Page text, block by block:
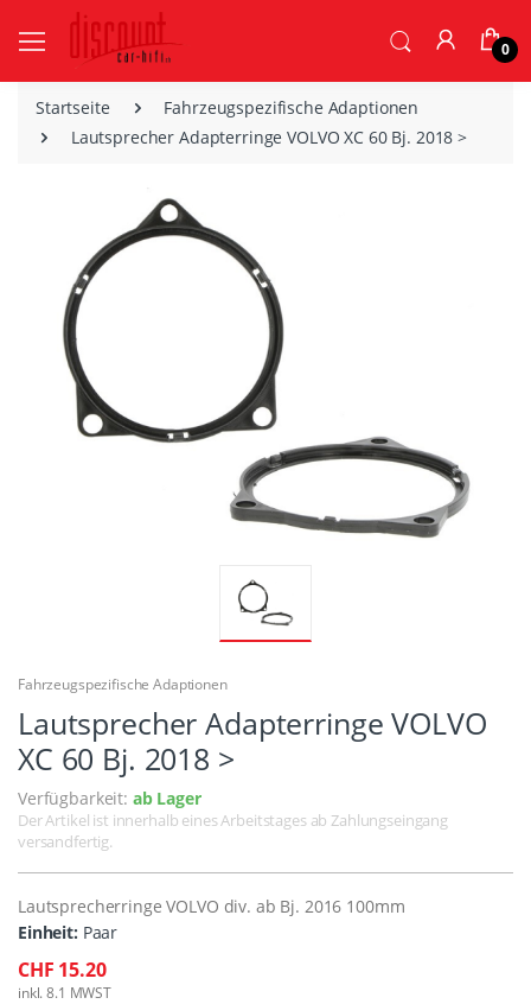
0
Startseite
Fahrzeugspezifische Adaptionen
Lautsprecher Adapterringe VOLVO XC 60 Bj. 2018 >
Fahrzeugspezifische Adaptionen
Lautsprecher Adapterringe VOLVO
XC 60 Bj. 2018 >
Verfügbarkeit: ab Lager
Der Artikel ist innerhalb eines Arbeitstages ab Zahlungseingang
versandfertig.
Lautsprecherringe VOLVO div. ab Bj. 2016 100mm
Einheit: Paar
CHF 15.20
inkl. 8.1 MWST